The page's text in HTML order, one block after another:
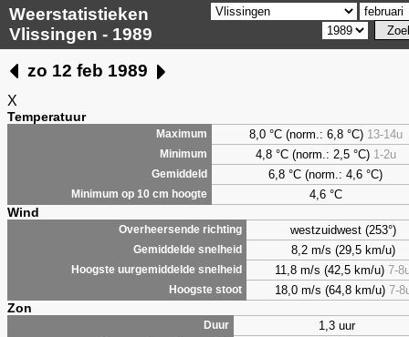
Weerstatistieken
Vlissingen - 1989
zo 12 feb 1989
X
Temperatuur
Maximum 8,0 °C (norm.: 6,8 °C) 13-14u
Minimum 4,8 °C (norm.: 2,5 °C) 1-2u
Gemiddeld 6,8 °C (norm.: 4,6 °C)
Minimum op 10 cm hoogte 4,6 °C
Wind
Overheersende richting westzuidwest (253°)
Gemiddelde snelheid 8,2 m/s (29,5 km/u)
Hoogste uurgemiddelde snelheid 11,8 m/s (42,5 km/u) 7-
Hoogste stoot 18,0 m/s (64,8 km/u) 7-
Zon
Duur 1,3 uur